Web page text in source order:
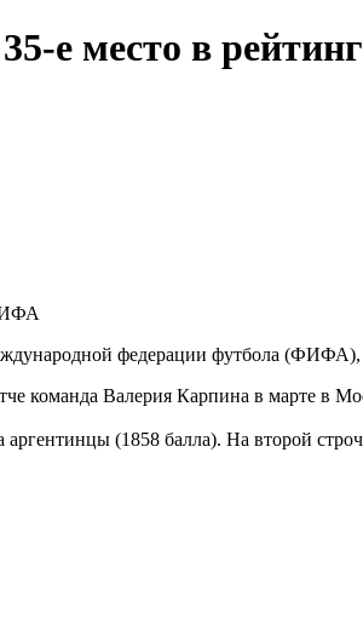
е место в
федерации футбола
команда Валерия Карпина в марте в
(1858 балла). На второй